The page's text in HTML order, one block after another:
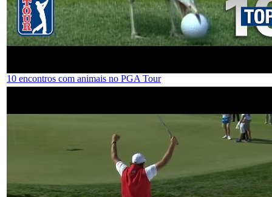
10 encontros com animais no PGA Tour